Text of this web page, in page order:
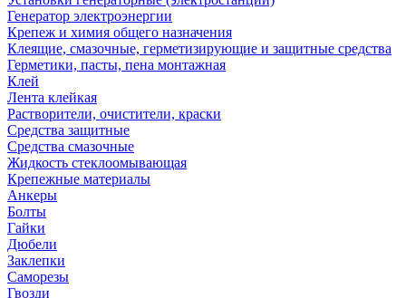
Генератор электроэнергии
Крепеж и химия общего назначения
Клеящие, смазочные, герметизирующие и защитные средства
Герметики, пасты, пена монтажная
Клей
Лента клейкая
Растворители, очистители, краски
Средства защитные
Средства смазочные
Жидкость стеклоомывающая
Крепежные материалы
Анкеры
Болты
Гайки
Дюбели
Заклепки
Саморезы
Гвозди